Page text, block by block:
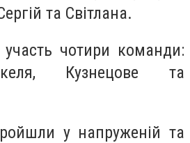
та Світлана.
участь чотири команди:
Кузнецове та
у напруженій та